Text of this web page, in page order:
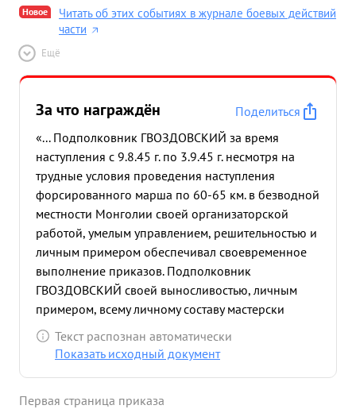
Новое
Читать об этих событиях в журнале боевых действий
части
Ещё
За что награждён
Поделиться
«... Подполковник ГВОЗДОВСКИЙ за время
наступления с 9.8.45 г. по 3.9.45 г. несмотря на
трудные условия проведения наступления
форсированного марша по 60-65 км. в безводной
местности Монголии своей организаторской
работой, умелым управлением, решительностью и
личным примером обеспечивал своевременное
выполнение приказов. Подполковник
ГВОЗДОВСКИЙ своей выносливостью, личным
примером, всему личному составу мастерски
показал образцы умения возждения
подразделений в трудных климатических
МЕНКИВНЕНИЯ наступления по обеспечению
Текст распознан автоматически
Показать исходный документ
Первая страница приказа